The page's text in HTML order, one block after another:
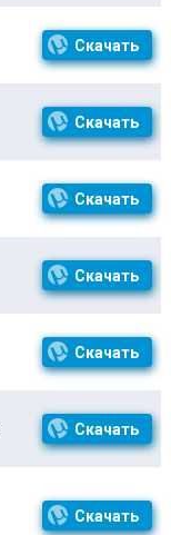
Скачать
Скачать
Скачать
Скачать
Скачать
Скачать
Скачать